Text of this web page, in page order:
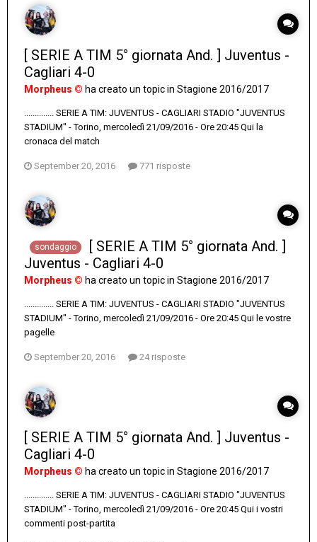
[ SERIE A TIM 5° giornata And. ] Juventus -
Cagliari 4-0
Morpheus © ha creato un topic in Stagione 2016/2017
.............. SERIE A TIM: JUVENTUS - CAGLIARI STADIO "JUVENTUS
STADIUM" - Torino, mercoledì 21/09/2016 - Ore 20:45 Qui la
cronaca del match
September 20, 2016 771 risposte
sondaggio
[ SERIE A TIM 5° giornata And. ]
Juventus - Cagliari 4-0
Morpheus © ha creato un topic in Stagione 2016/2017
.............. SERIE A TIM: JUVENTUS - CAGLIARI STADIO "JUVENTUS
STADIUM" - Torino, mercoledì 21/09/2016 - Ore 20:45 Qui le vostre
pagelle
September 20, 2016 24 risposte
[ SERIE A TIM 5° giornata And. ] Juventus -
Cagliari 4-0
Morpheus © ha creato un topic in Stagione 2016/2017
.............. SERIE A TIM: JUVENTUS - CAGLIARI STADIO "JUVENTUS
STADIUM" - Torino, mercoledì 21/09/2016 - Ore 20:45 Qui i vostri
commenti post-partita